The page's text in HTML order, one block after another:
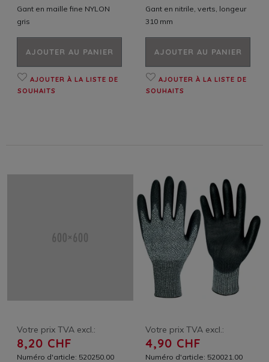
Gant en maille fine NYLON
gris
AJOUTER AU PANIER
AJOUTER À LA LISTE DE
SOUHAITS
Gant en nitrile, verts, longeur
310 mm
AJOUTER AU PANIER
AJOUTER À LA LISTE DE
SOUHAITS
Votre prix TVA excl.:
8,20 CHF
Numéro d'article: 520250.00
Votre prix TVA excl.:
4,90 CHF
Numéro d'article: 520021.00